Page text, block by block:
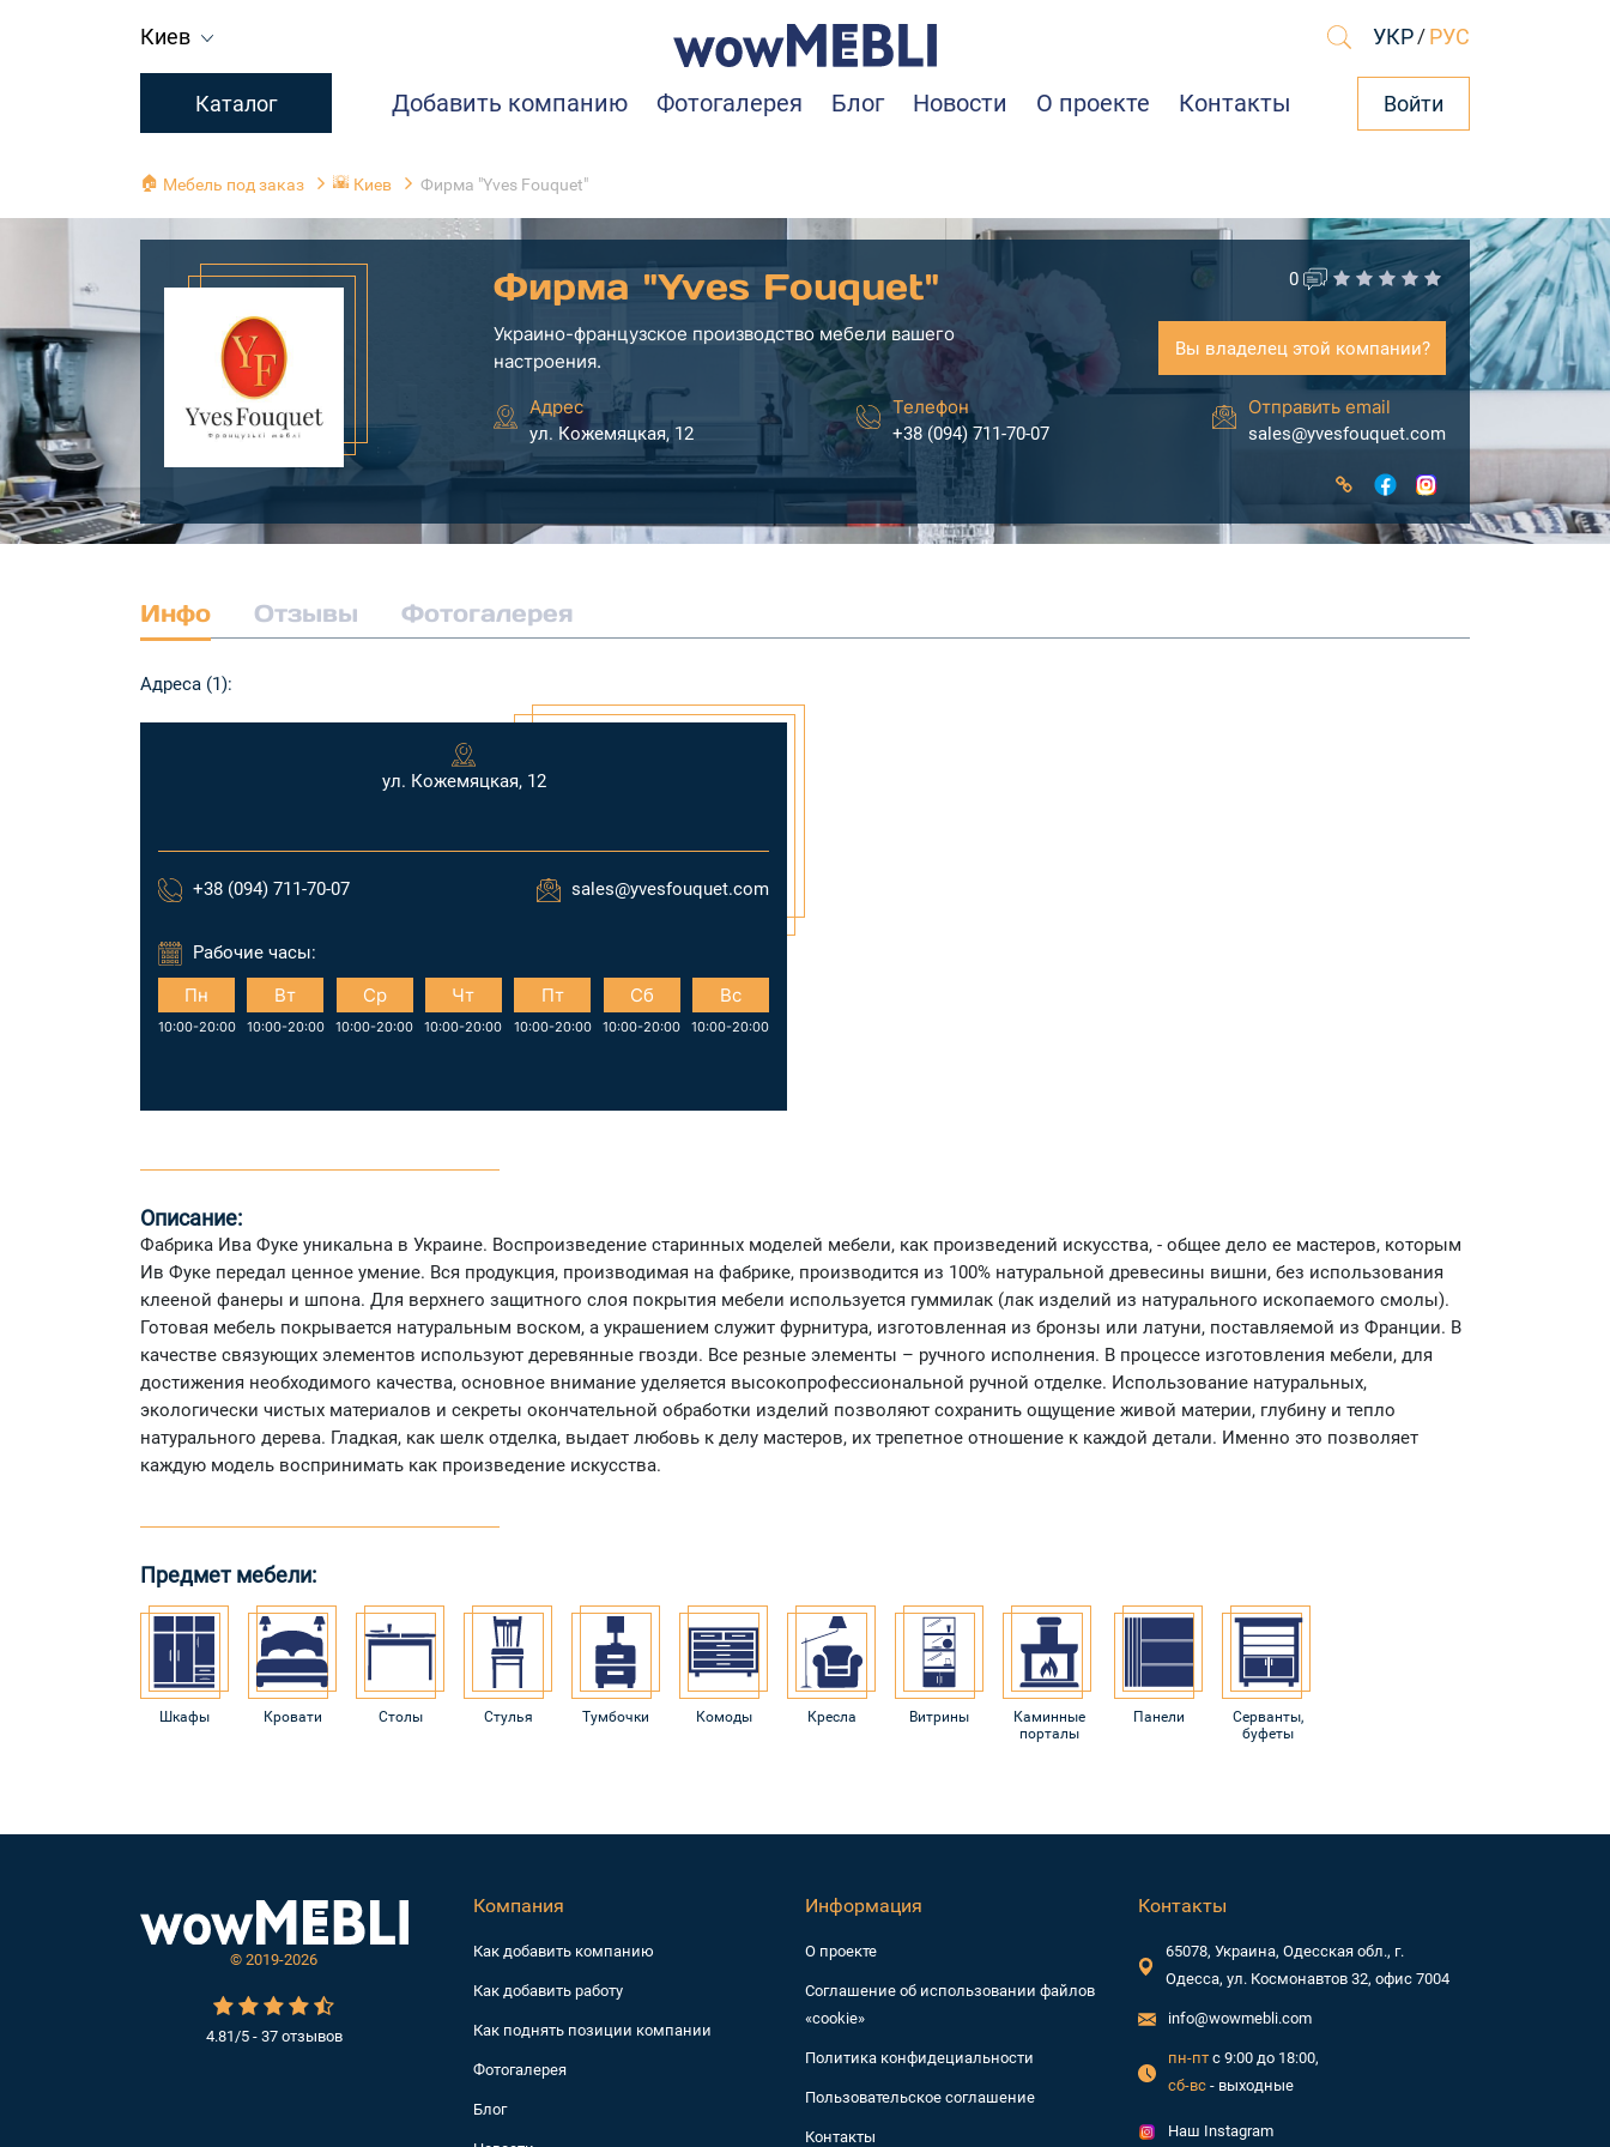
Киев УКР / РУС
Каталог Добавить компанию Фотогалерея Блог Новости О проекте Контакты Войти
🏠 Мебель под заказ 🌇 Киев Фирма "Yves Fouquet"
Фирма "Yves Fouquet"
Украино-французское производство мебели вашего
настроения.
0
Вы владелец этой компании?
Адрес
ул. Кожемяцкая, 12
Телефон
+38 (094) 711-70-07
Отправить email
sales@yvesfouquet.com
Инфо Отзывы Фотогалерея
Адреса (1):
ул. Кожемяцкая, 12
+38 (094) 711-70-07 sales@yvesfouquet.com
Рабочие часы:
Пн
10:00-20:00
Вт
10:00-20:00
Ср
10:00-20:00
Чт
10:00-20:00
Пт
10:00-20:00
Сб
10:00-20:00
Вс
10:00-20:00
Описание:
Фабрика Ива Фуке уникальна в Украине. Воспроизведение старинных моделей мебели, как произведений искусства, - общее дело ее мастеров, которым
Ив Фуке передал ценное умение. Вся продукция, производимая на фабрике, производится из 100% натуральной древесины вишни, без использования
клееной фанеры и шпона. Для верхнего защитного слоя покрытия мебели используется гуммилак (лак изделий из натурального ископаемого смолы).
Готовая мебель покрывается натуральным воском, а украшением служит фурнитура, изготовленная из бронзы или латуни, поставляемой из Франции. В
качестве связующих элементов используют деревянные гвозди. Все резные элементы – ручного исполнения. В процессе изготовления мебели, для
достижения необходимого качества, основное внимание уделяется высокопрофессиональной ручной отделке. Использование натуральных,
экологически чистых материалов и секреты окончательной обработки изделий позволяют сохранить ощущение живой материи, глубину и тепло
натурального дерева. Гладкая, как шелк отделка, выдает любовь к делу мастеров, их трепетное отношение к каждой детали. Именно это позволяет
каждую модель воспринимать как произведение искусства.
Предмет мебели:
Шкафы Кровати Столы Стулья Тумбочки Комоды Кресла Витрины
Каминные
порталы
Панели
Серванты,
буфеты
© 2019-2026
4.81/5 - 37 отзывов
Компания
Как добавить компанию
Как добавить работу
Как поднять позиции компании
Фотогалерея
Блог
Информация
О проекте
Соглашение об использовании файлов
«cookie»
Политика конфидециальности
Пользовательское соглашение
Контакты
Контакты
65078, Украина, Одесская обл., г.
Одесса, ул. Космонавтов 32, офис 7004
info@wowmebli.com
пн-птс 9:00 до 18:00,
сб-вс- выходные
Наш Instagram